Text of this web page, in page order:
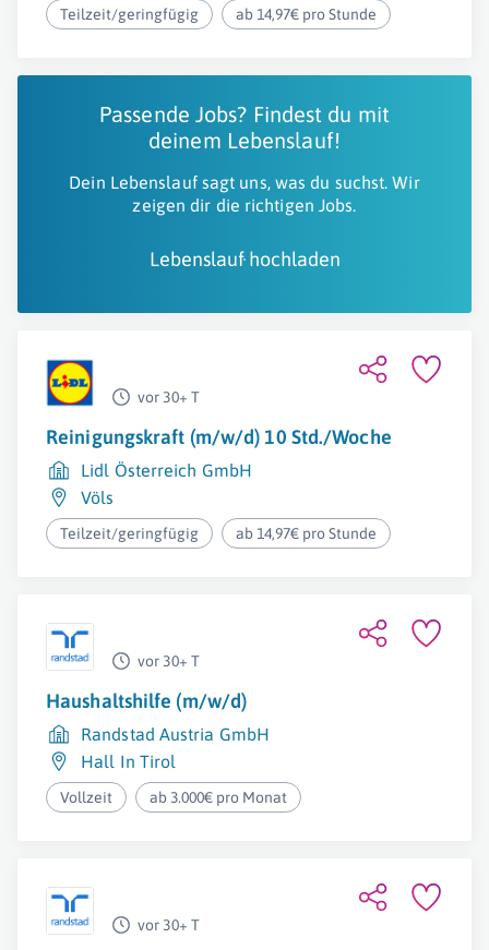
Teilzeit/geringfügig ab 14,97€ pro Stunde
Passende Jobs? Findest du mit
deinem Lebenslauf!
Dein Lebenslauf sagt uns, was du suchst. Wir
zeigen dir die richtigen Jobs.
Lebenslauf hochladen
vor 30+ T
Reinigungskraft (m/w/d) 10 Std./Woche
Lidl Österreich GmbH
Völs
Teilzeit/geringfügig ab 14,97€ pro Stunde
vor 30+ T
Haushaltshilfe (m/w/d)
Randstad Austria GmbH
Hall In Tirol
Vollzeit ab 3.000€ pro Monat
vor 30+ T